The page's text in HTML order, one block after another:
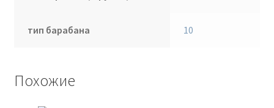
тип барабана 10
Похожие